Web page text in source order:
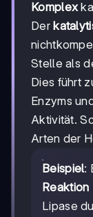
Komplex
Der
Stelle als
Dies führt
Enzyms
Aktivität.
Arten der
Beispiel:
Lipase